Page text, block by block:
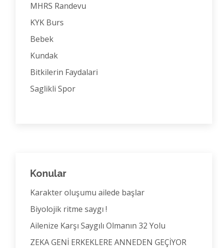
MHRS Randevu
KYK Burs
Bebek
Kundak
Bitkilerin Faydalari
Saglikli Spor
Konular
Karakter oluşumu ailede başlar
Biyolojik ritme saygı !
Ailenize Karşı Saygılı Olmanın 32 Yolu
ZEKA GENİ ERKEKLERE ANNEDEN GEÇİYOR